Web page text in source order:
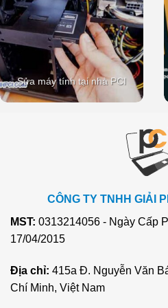
Sửa máy tính tại nhà PCI
CÔNG TY TNHH GIẢI
MST: 0313214056 - Ngày Cấp
17/04/2015
Địa chỉ: 415a Đ. Nguyễn Văn
Chí Minh, Việt Nam